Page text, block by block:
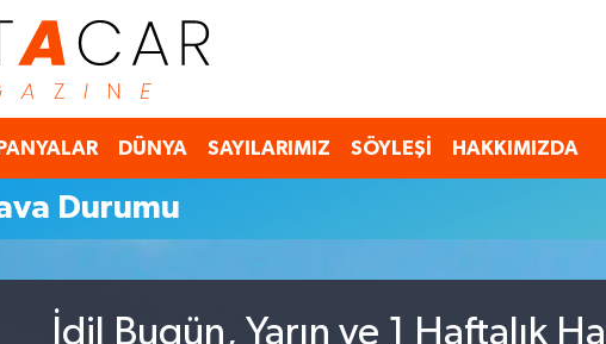
DÜNYA SAYILARIMIZ SÖYLEŞİ HAKKIMIZDA
Durumu
İdil Bugün, Yarın ve 1 Haftalık
Fikstür